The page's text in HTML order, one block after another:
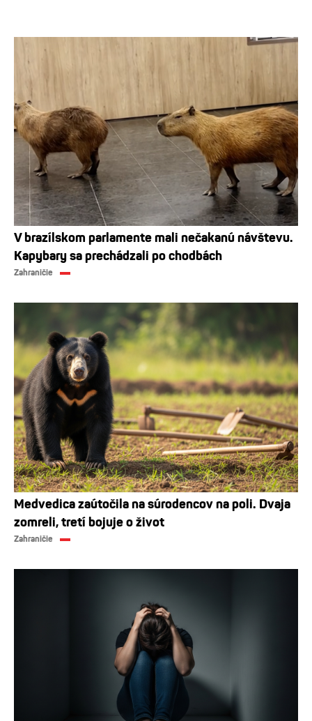
V brazílskom parlamente mali nečakanú návštevu.
Kapybary sa prechádzali po chodbách
Zahraničie
Medvedica zaútočila na súrodencov na poli. Dvaja
zomreli, tretí bojuje o život
Zahraničie